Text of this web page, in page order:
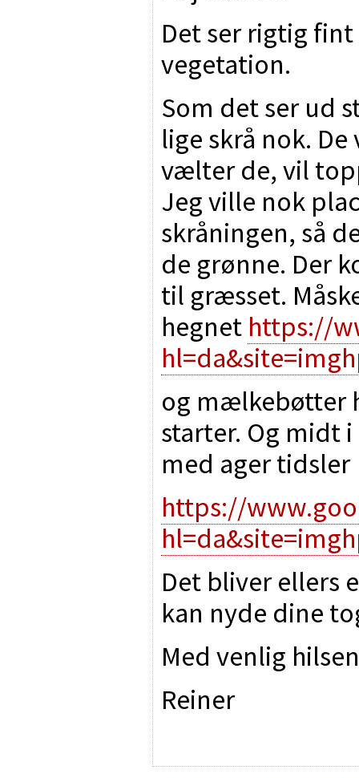
Det ser rigtig
vegetation.
Som det ser ud
lige skrå nok.
vælter de, vil
Jeg ville nok
skråningen, så
de grønne. Der
til græsset.
hegnet https://
og mælkebøtter
starter. Og midt
med ager tidsler
https://
Det bliver ellers
kan nyde dine
Med venlig hilsen
Reiner